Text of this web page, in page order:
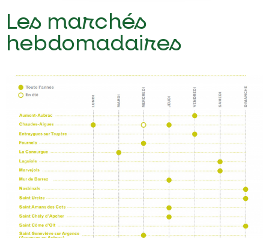
Les marchés
hebdomadaires